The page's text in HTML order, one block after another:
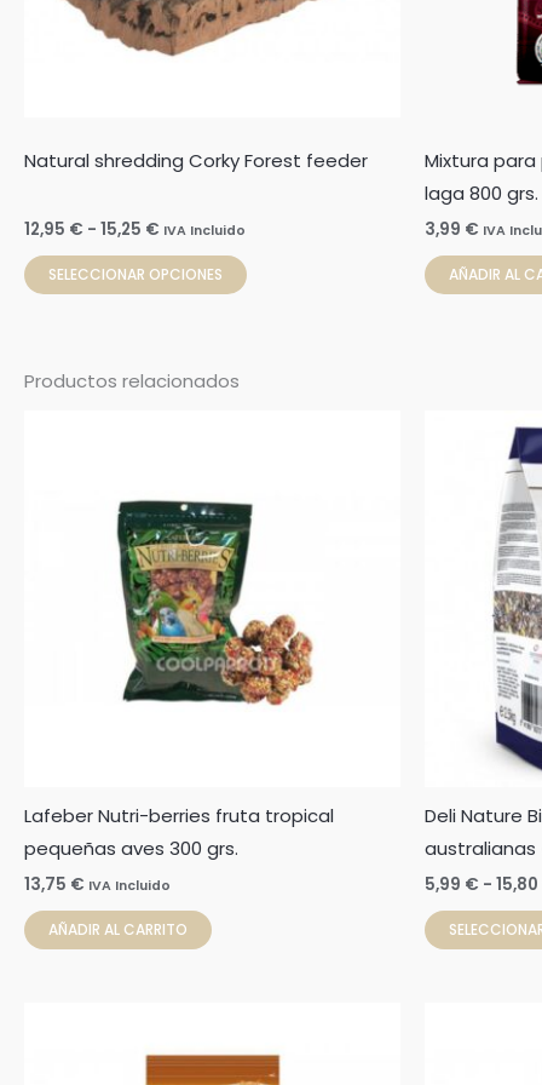
Natural shredding Corky Forest feeder
12,95 € - 15,25 € IVA Incluido
SELECCIONAR OPCIONES
pueden
Mixtura
laga 800 grs.
3,99 € IVA
AÑADIR AL
Productos relacionados
Lafeber Nutri-berries fruta tropical
pequeñas aves 300 grs.
13,75 € IVA Incluido
AÑADIR AL CARRITO
Deli Nature
5,99 € - 15,80
precios:
desde
producto